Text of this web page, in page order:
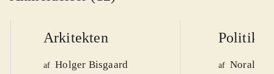
Arkitekten
af Holger Bisgaard
Politiken
af Noralv